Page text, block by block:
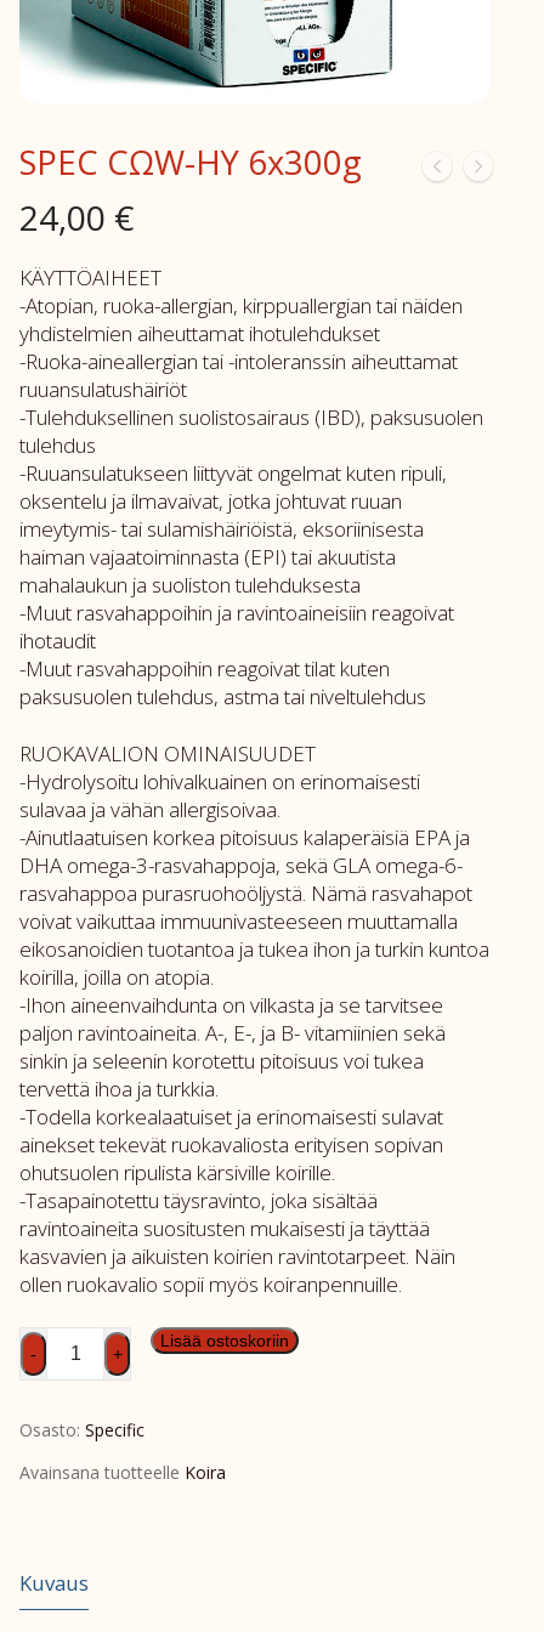
SPEC CΩW-HY 6x300g
24,00 €
KÄYTTÖAIHEET
-Atopian, ruoka-allergian, kirppuallergian tai näiden
yhdistelmien aiheuttamat ihotulehdukset
-Ruoka-aineallergian tai -intoleranssin aiheuttamat
ruuansulatushäiriöt
-Tulehduksellinen suolistosairaus (IBD), paksusuolen
tulehdus
-Ruuansulatukseen liittyvät ongelmat kuten ripuli,
oksentelu ja ilmavaivat, jotka johtuvat ruuan
imeytymis- tai sulamishäiriöistä, eksoriinisesta
haiman vajaatoiminnasta (EPI) tai akuutista
mahalaukun ja suoliston tulehduksesta
-Muut rasvahappoihin ja ravintoaineisiin reagoivat
ihotaudit
-Muut rasvahappoihin reagoivat tilat kuten
paksusuolen tulehdus, astma tai niveltulehdus
RUOKAVALION OMINAISUUDET
-Hydrolysoitu lohivalkuainen on erinomaisesti
sulavaa ja vähän allergisoivaa.
-Ainutlaatuisen korkea pitoisuus kalaperäisiä EPA ja
DHA omega-3-rasvahappoja, sekä GLA omega-6-
rasvahappoa purasruohoöljystä. Nämä rasvahapot
voivat vaikuttaa immuunivasteeseen muuttamalla
eikosanoidien tuotantoa ja tukea ihon ja turkin kuntoa
koirilla, joilla on atopia.
-Ihon aineenvaihdunta on vilkasta ja se tarvitsee
paljon ravintoaineita. A-, E-, ja B- vitamiinien sekä
sinkin ja seleenin korotettu pitoisuus voi tukea
tervettä ihoa ja turkkia.
-Todella korkealaatuiset ja erinomaisesti sulavat
ainekset tekevät ruokavaliosta erityisen sopivan
ohutsuolen ripulista kärsiville koirille.
-Tasapainotettu täysravinto, joka sisältää
ravintoaineita suositusten mukaisesti ja täyttää
kasvavien ja aikuisten koirien ravintotarpeet. Näin
ollen ruokavalio sopii myös koiranpennuille.
SPEC
CΩW-
6x300g
määrä
- +
Lisää ostoskoriin
Osasto: Specific
Avainsana tuotteelle Koira
Kuvaus